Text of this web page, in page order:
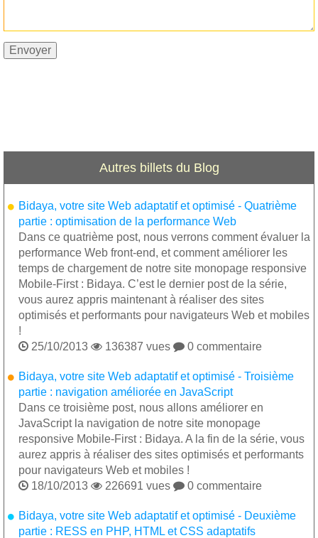
Autres billets du Blog
Bidaya, votre site Web adaptatif et optimisé - Quatrième
partie : optimisation de la performance Web
Dans ce quatrième post, nous verrons comment évaluer la
performance Web front-end, et comment améliorer les
temps de chargement de notre site monopage responsive
Mobile-First : Bidaya. C’est le dernier post de la série,
vous aurez appris maintenant à réaliser des sites
optimisés et performants pour navigateurs Web et mobiles
!
 25/10/2013  136387 vues  0 commentaire
Bidaya, votre site Web adaptatif et optimisé - Troisième
partie : navigation améliorée en JavaScript
Dans ce troisième post, nous allons améliorer en
JavaScript la navigation de notre site monopage
responsive Mobile-First : Bidaya. A la fin de la série, vous
aurez appris à réaliser des sites optimisés et performants
pour navigateurs Web et mobiles !
 18/10/2013  226691 vues  0 commentaire
Bidaya, votre site Web adaptatif et optimisé - Deuxième
partie : RESS en PHP, HTML et CSS adaptatifs